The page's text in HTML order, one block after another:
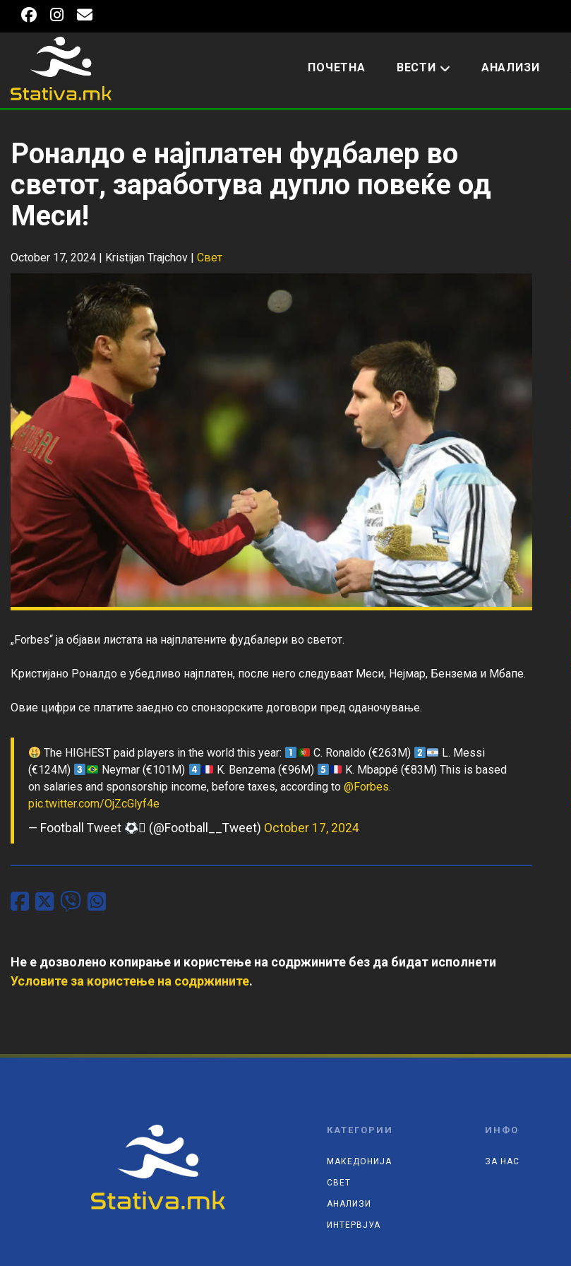
ПОЧЕТНА ВЕСТИ АНАЛИЗИ
Роналдо е најплатен фудбалер во
светот, заработува дупло повеќе од
Меси!
October 17, 2024 | Kristijan Trajchov | Свет
„Forbes“ ја објави листата на најплатените фудбалери во светот.
Кристијано Роналдо е убедливо најплатен, после него следуваат Меси, Нејмар, Бензема и Мбапе.
The HIGHEST paid players in the world this year: C. Ronaldo (€263M)
L. Messi
(€124M)
Neymar (€101M) K. Benzema (€96M)
K. Mbappé (€83M) This is based
on salaries and sponsorship income, before taxes, according to @Forbes.
pic.twitter.com/OjZcGlyf4e
— Football Tweet  (@Football__Tweet) October 17, 2024
Не е дозволено копирање и користење на содржините без да бидат исполнети
Условите за користење на содржините.
КАТЕГОРИИ
МАКЕДОНИЈА
СВЕТ
АНАЛИЗИ
ИНТЕРВЈУА
ИНФО
ЗА НАС